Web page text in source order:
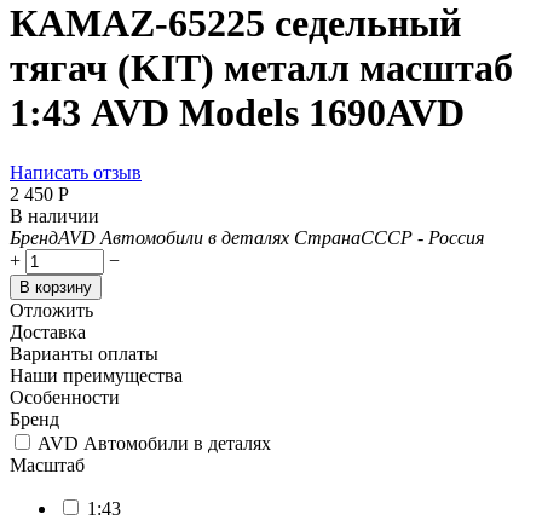
КАМАZ-65225 седельный
тягач (KIT) металл масштаб
1:43 AVD Models 1690AVD
Написать отзыв
2 450 Р
В наличии
БрендAVD Автомобили в деталях СтранаСССР - Россия
+
−
В корзину
Отложить
Доставка
Варианты оплаты
Наши преимущества
Особенности
Бренд
AVD Автомобили в деталях
Масштаб
1:43